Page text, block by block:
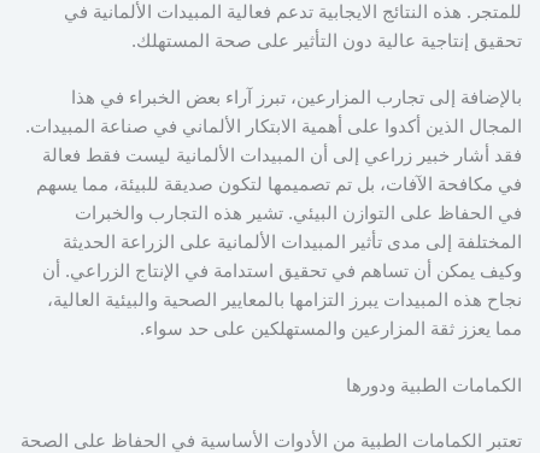
للمتجر. هذه النتائج الايجابية تدعم فعالية المبيدات الألمانية في
تحقيق إنتاجية عالية دون التأثير على صحة المستهلك.
بالإضافة إلى تجارب المزارعين، تبرز آراء بعض الخبراء في هذا
المجال الذين أكدوا على أهمية الابتكار الألماني في صناعة المبيدات.
فقد أشار خبير زراعي إلى أن المبيدات الألمانية ليست فقط فعالة
في مكافحة الآفات، بل تم تصميمها لتكون صديقة للبيئة، مما يسهم
في الحفاظ على التوازن البيئي. تشير هذه التجارب والخبرات
المختلفة إلى مدى تأثير المبيدات الألمانية على الزراعة الحديثة
وكيف يمكن أن تساهم في تحقيق استدامة في الإنتاج الزراعي. أن
نجاح هذه المبيدات يبرز التزامها بالمعايير الصحية والبيئية العالية،
مما يعزز ثقة المزارعين والمستهلكين على حد سواء.
الكمامات الطبية ودورها
تعتبر الكمامات الطبية من الأدوات الأساسية في الحفاظ على الصحة